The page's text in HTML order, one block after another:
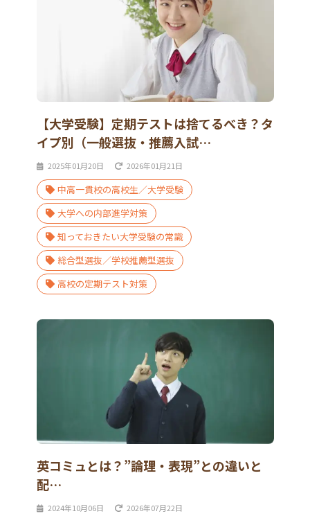
【大学受験】定期テストは捨てるべき？タ
イプ別（一般選抜・推薦入試…
2025年01月20日 2026年01月21日
中高一貫校の高校生／大学受験
大学への内部進学対策
知っておきたい大学受験の常識
総合型選抜／学校推薦型選抜
高校の定期テスト対策
英コミュとは？”論理・表現”との違いと
配…
2024年10月06日 2026年07月22日